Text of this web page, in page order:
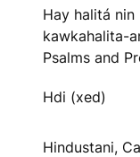
Hay halitá
kawkahalita-
Psalms and
Hdi (xed)
Hindustani,